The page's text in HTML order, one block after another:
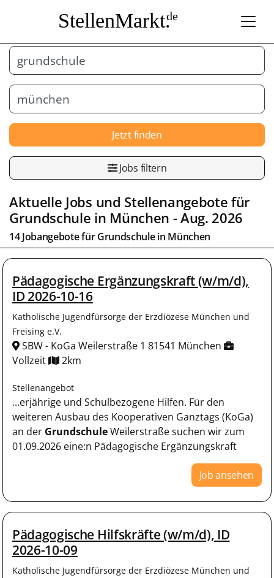
StellenMarkt.de
Jetzt finden
Jobs filtern
Aktuelle Jobs und Stellenangebote für
Grundschule in München - Aug. 2026
14 Jobangebote fürGrundschulein München
Pädagogische Ergänzungskraft (w/m/d),
ID 2026-10-16
Katholische Jugendfürsorge der Erzdiözese München und
Freising e.V.
SBW - KoGa Weilerstraße 1 81541 München
Vollzeit
2km
Stellenangebot
...erjährige und Schulbezogene Hilfen. Für den
weiteren Ausbau des Kooperativen Ganztags (KoGa)
an der GrundschuleWeilerstraße suchen wir zum
01.09.2026 eine:n Pädagogische Ergänzungskraft
Job ansehen
Pädagogische Hilfskräfte (w/m/d), ID
2026-10-09
Katholische Jugendfürsorge der Erzdiözese München und